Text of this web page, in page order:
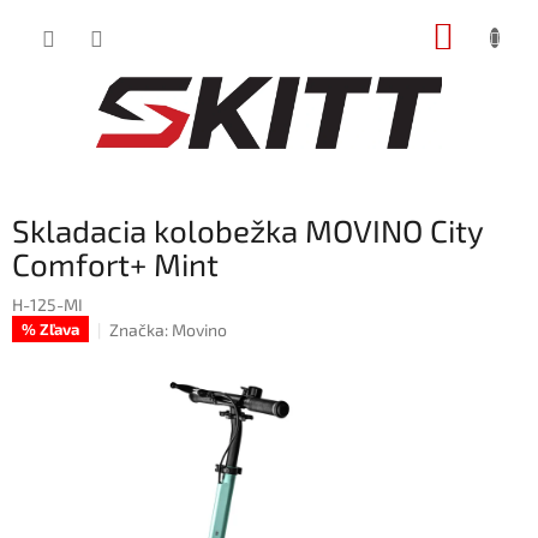
Skladacia kolobežka MOVINO City
Comfort+ Mint
H-125-MI
% Zľava Značka: Movino